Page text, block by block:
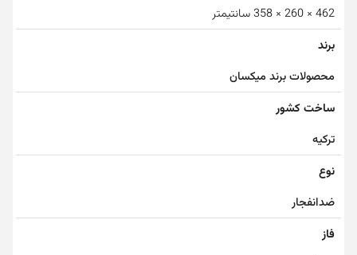
462 × 260 × 358 سانتیمتر
برند
محصولات برند میکسان
ساخت کشور
ترکیه
نوع
ضدانفجار
فاز